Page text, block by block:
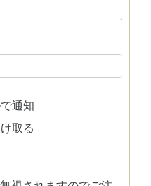
通知
取る